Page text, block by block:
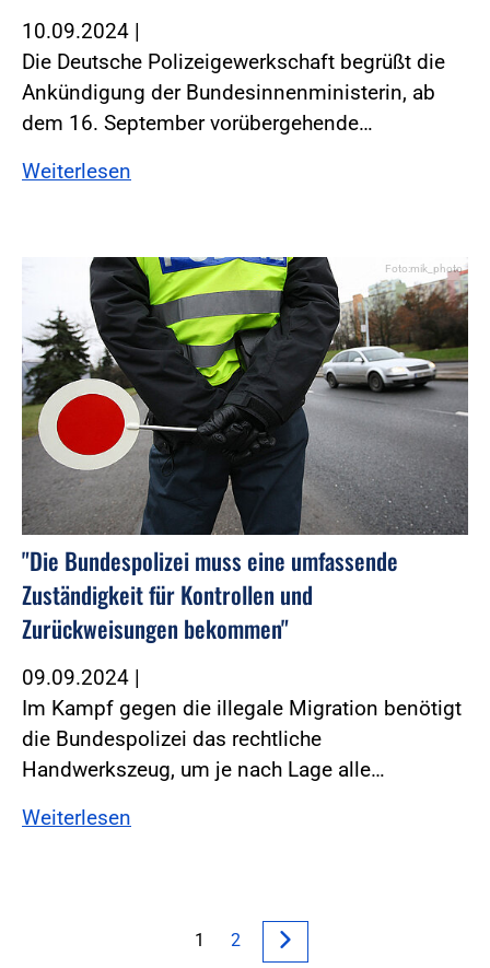
10.09.2024 |
Die Deutsche Polizeigewerkschaft begrüßt die
Ankündigung der Bundesinnenministerin, ab
dem 16. September vorübergehende…
Weiterlesen
Foto:mik_photo
"Die Bundespolizei muss eine umfassende
Zuständigkeit für Kontrollen und
Zurückweisungen bekommen"
09.09.2024 |
Im Kampf gegen die illegale Migration benötigt
die Bundespolizei das rechtliche
Handwerkszeug, um je nach Lage alle…
Weiterlesen
1 2